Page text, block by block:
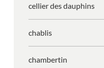
cellier des dauphins
chablis
chambertin